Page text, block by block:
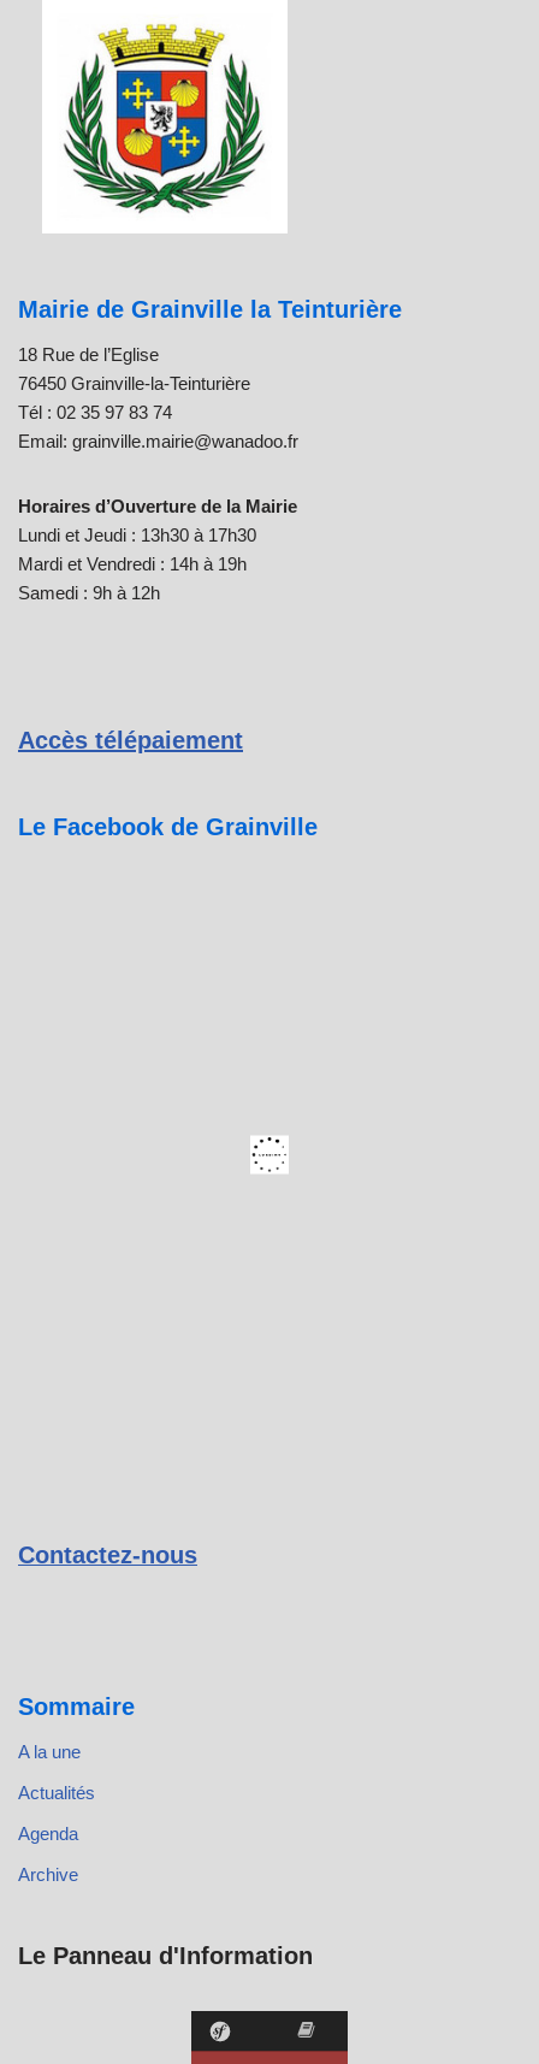
Mairie de Grainville la Teinturière
18 Rue de l’Eglise
76450 Grainville-la-Teinturière
Tél : 02 35 97 83 74
Email: grainville.mairie@wanadoo.fr
Horaires d’Ouverture de la Mairie
Lundi et Jeudi : 13h30 à 17h30
Mardi et Vendredi : 14h à 19h
Samedi : 9h à 12h
Accès télépaiement
Le Facebook de Grainville
Contactez-nous
Sommaire
A la une
Actualités
Agenda
Archive
Le Panneau d'Information